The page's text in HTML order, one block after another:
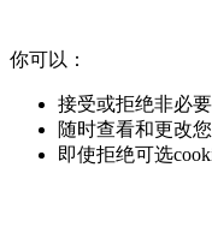
你可以：
接受或拒绝非必
随时查看和更改
即使拒绝可选